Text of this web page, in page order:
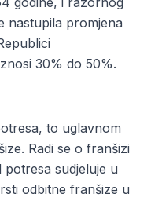
nastupila promjena
30% do 50%.
to uglavnom
. Radi se o franšizi
sudjeluje u
odbitne franšize u